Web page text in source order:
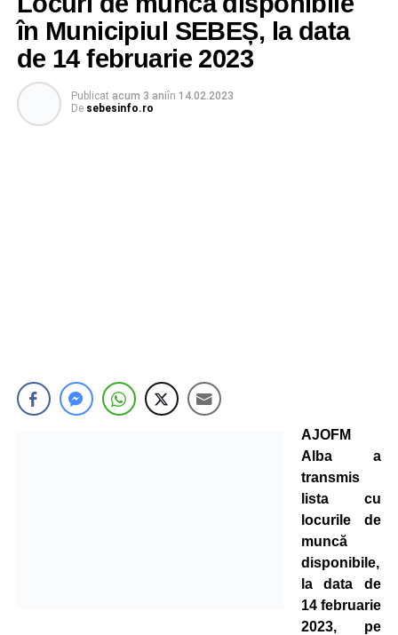
în Municipiul SEBEȘ, la data
de 14 februarie 2023
Publicat acum 3 aniîn 14.02.2023
De sebesinfo.ro
AJOFM
Alba a
transmis
lista cu
locurile de
muncă
disponibile,
la data de
14 februarie
2023, pe